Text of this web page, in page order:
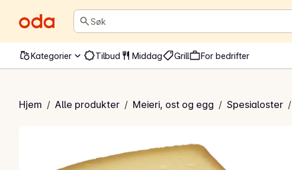
Søk
Kategorier Tilbud Middag Grill For bedrifter
Hjem / Alle produkter / Meieri, ost og egg / Spesialoster /
Modningsost